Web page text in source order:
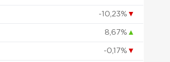
-10,23% ▼
8,67% ▲
-0,17% ▼